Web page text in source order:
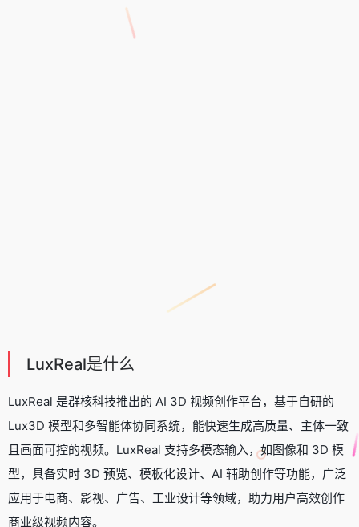
LuxReal是什么
LuxReal 是群核科技推出的 AI 3D 视频创作平台，基于自研的
Lux3D 模型和多智能体协同系统，能快速生成高质量、主体一致
且画面可控的视频。LuxReal 支持多模态输入，如图像和 3D 模
型，具备实时 3D 预览、模板化设计、AI 辅助创作等功能，广泛
应用于电商、影视、广告、工业设计等领域，助力用户高效创作
商业级视频内容。